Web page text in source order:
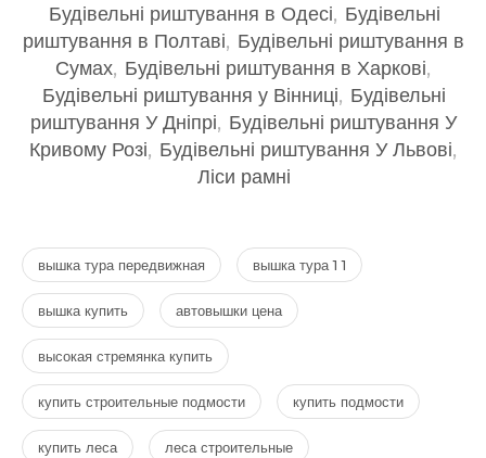
Будівельні риштування в Одесі, Будівельні
риштування в Полтаві, Будівельні риштування в
Сумах, Будівельні риштування в Харкові,
Будівельні риштування у Вінниці, Будівельні
риштування У Дніпрі, Будівельні риштування У
Кривому Розі, Будівельні риштування У Львові,
Ліси рамні
вышка тура передвижная вышка тура 1 1
вышка купить автовышки цена
высокая стремянка купить
купить строительные подмости купить подмости
купить леса леса строительные